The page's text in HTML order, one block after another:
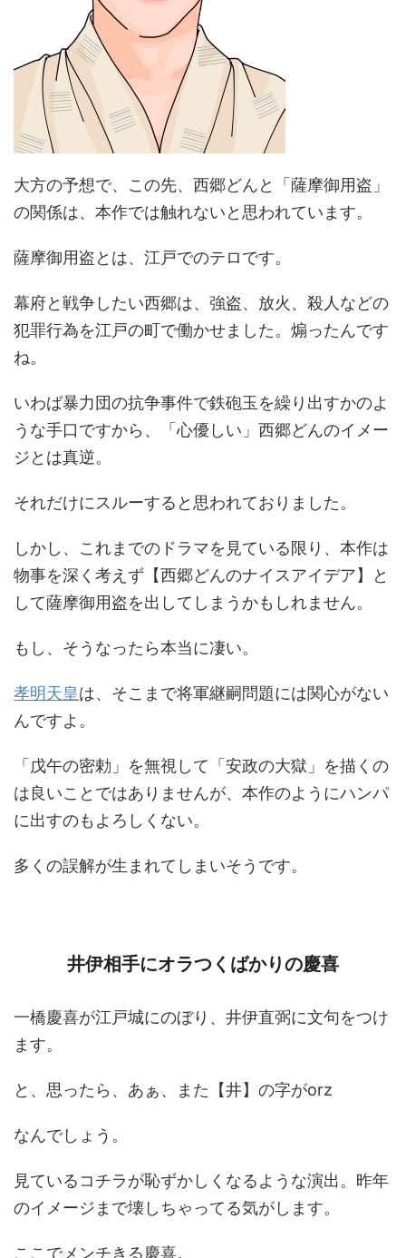
大方の予想で、この先、西郷どんと「薩摩御用盗」
の関係は、本作では触れないと思われています。
薩摩御用盗とは、江戸でのテロです。
幕府と戦争したい西郷は、強盗、放火、殺人などの
犯罪行為を江戸の町で働かせました。煽ったんです
ね。
いわば暴力団の抗争事件で鉄砲玉を繰り出すかのよ
うな手口ですから、「心優しい」西郷どんのイメー
ジとは真逆。
それだけにスルーすると思われておりました。
しかし、これまでのドラマを見ている限り、本作は
物事を深く考えず【西郷どんのナイスアイデア】と
して薩摩御用盗を出してしまうかもしれません。
もし、そうなったら本当に凄い。
孝明天皇は、そこまで将軍継嗣問題には関心がない
んですよ。
「戊午の密勅」を無視して「安政の大獄」を描くの
は良いことではありませんが、本作のようにハンパ
に出すのもよろしくない。
多くの誤解が生まれてしまいそうです。
井伊相手にオラつくばかりの慶喜
一橋慶喜が江戸城にのぼり、井伊直弼に文句をつけ
ます。
と、思ったら、あぁ、また【井】の字がorz
なんでしょう。
見ているコチラが恥ずかしくなるような演出。昨年
のイメージまで壊しちゃってる気がします。
ここでメンチきる慶喜。